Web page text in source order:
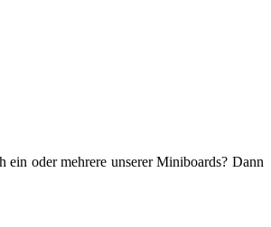
oder mehrere unserer Miniboards? Dann